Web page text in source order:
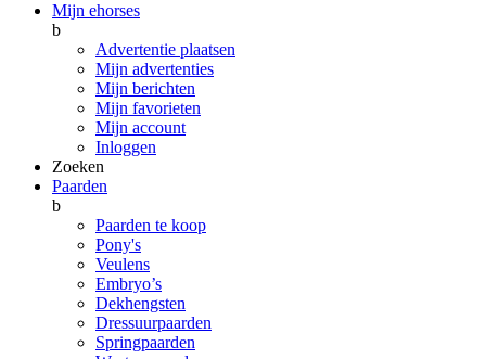
Mijn ehorses
b
Advertentie plaatsen
Mijn advertenties
Mijn berichten
Mijn favorieten
Mijn account
Inloggen
Zoeken
Paarden
b
Paarden te koop
Pony's
Veulens
Embryo’s
Dekhengsten
Dressuurpaarden
Springpaarden